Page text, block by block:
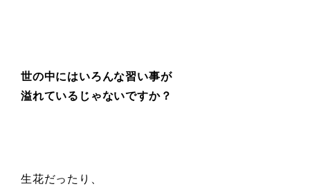
世の中にはいろんな習い事が
溢れているじゃないですか？
生花だったり、